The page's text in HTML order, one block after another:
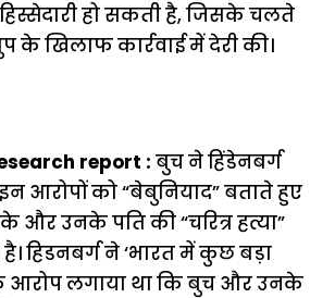
हो सकती है, जिसके चलते
के खिलाफ कार्रवाई में देरी की।
report : बुच ने हिंडेनबर्ग
इन आरोपों को “बेबुनियाद” बताते हुए
और उनके पति की “चरित्र हत्या”
हिडनबर्ग ने ‘भारत में कुछ बड़ा
आरोप लगाया था कि बुच और उनके